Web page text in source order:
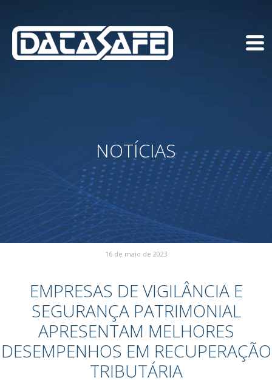
NOTÍCIAS
16 de maio de 2023
EMPRESAS DE VIGILÂNCIA E
SEGURANÇA PATRIMONIAL
APRESENTAM MELHORES
DESEMPENHOS EM RECUPERAÇÃO
TRIBUTÁRIA